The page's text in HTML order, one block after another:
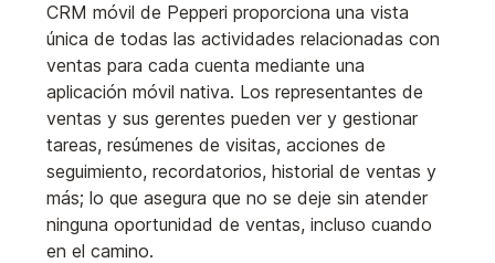
CRM móvil de Pepperi proporciona una vista
única de todas las actividades relacionadas con
ventas para cada cuenta mediante una
aplicación móvil nativa. Los representantes de
ventas y sus gerentes pueden ver y gestionar
tareas, resúmenes de visitas, acciones de
seguimiento, recordatorios, historial de ventas y
más; lo que asegura que no se deje sin atender
ninguna oportunidad de ventas, incluso cuando
en el camino.